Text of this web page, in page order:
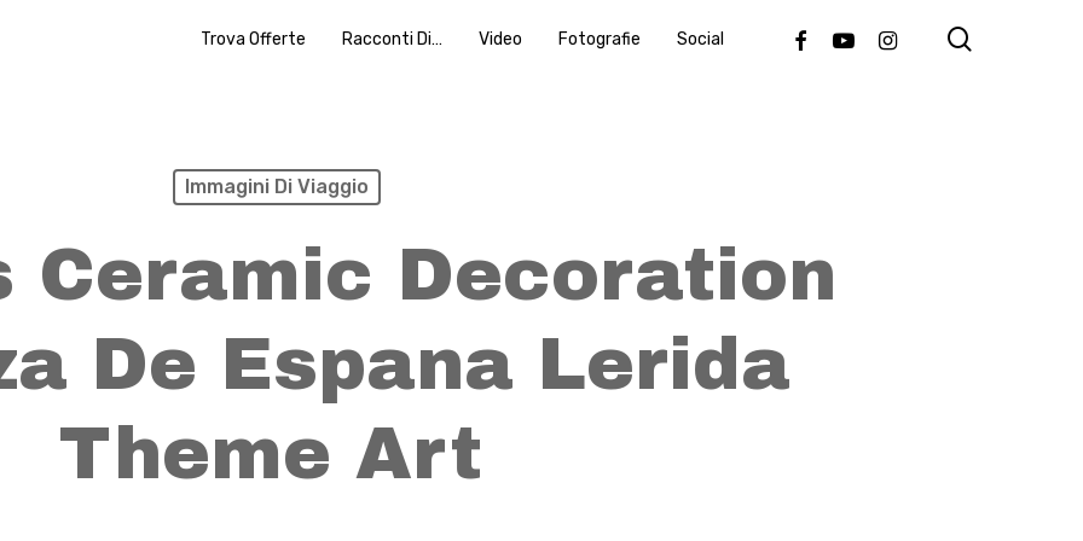
Trova Offerte Racconti Di… Video Fotografie Social FacebookYoutubeInstagram
Immagini Di Viaggio
Ceramic Decoration
De Espana Lerida
Theme Art